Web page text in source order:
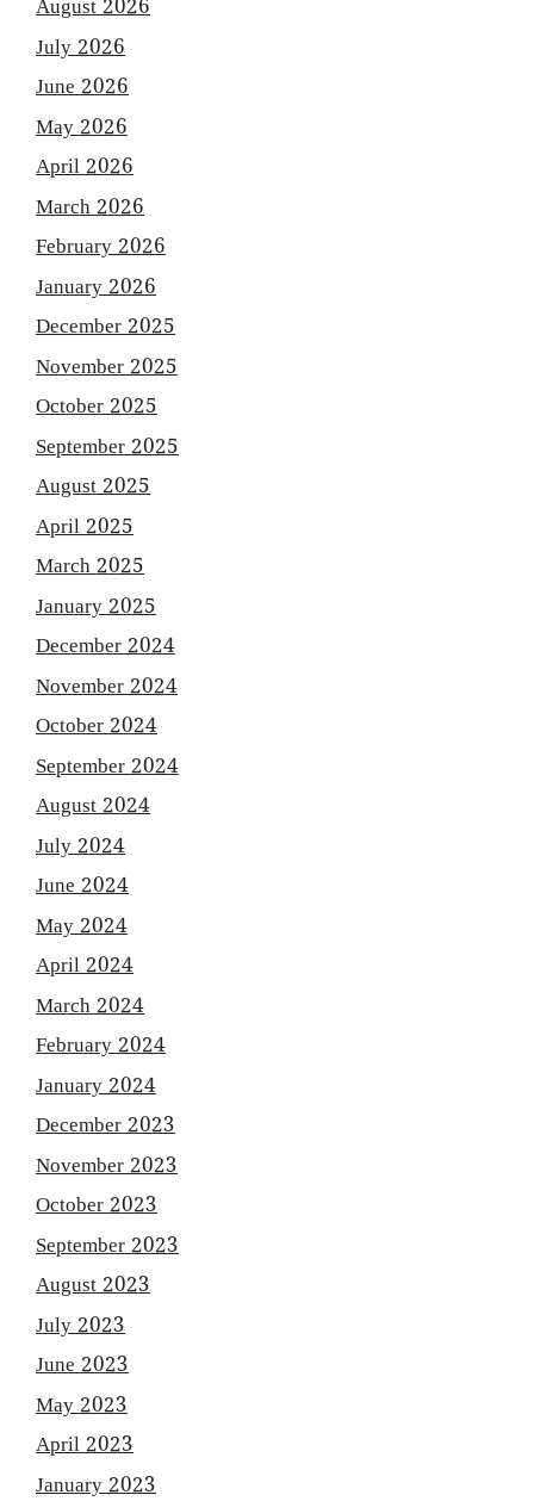
August 2026
July 2026
June 2026
May 2026
April 2026
March 2026
February 2026
January 2026
December 2025
November 2025
October 2025
September 2025
August 2025
April 2025
March 2025
January 2025
December 2024
November 2024
October 2024
September 2024
August 2024
July 2024
June 2024
May 2024
April 2024
March 2024
February 2024
January 2024
December 2023
November 2023
October 2023
September 2023
August 2023
July 2023
June 2023
May 2023
April 2023
January 2023